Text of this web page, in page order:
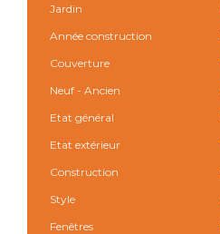
Jardin
Année construction
Couverture
Neuf - Ancien
Etat général
Etat extérieur
Construction
Style
Fenêtres